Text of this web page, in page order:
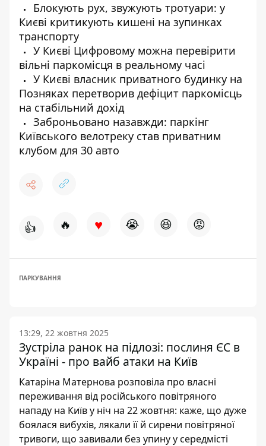
Блокують рух, звужують тротуари: у
Києві критикують кишені на зупинках
транспорту
У Києві Цифровому можна перевірити
вільні паркомісця в реальному часі
У Києві власник приватного будинку на
Позняках перетворив дефіцит паркомісць
на стабільний дохід
Заброньовано назавжди: паркінг
Київського велотреку став приватним
клубом для 30 авто
👍 🔥 ♥ 😭 😆 😡
ПАРКУВАННЯ
13:29, 22 жовтня 2025
Зустріла ранок на підлозі: послиня ЄС в
Україні - про вайб атаки на Київ
Катаріна Матернова розповіла про власні
переживання від російського повітряного
нападу на Київ у ніч на 22 жовтня: каже, що дуже
боялася вибухів, лякали її й сирени повітряної
тривоги, що завивали без упину у середмісті